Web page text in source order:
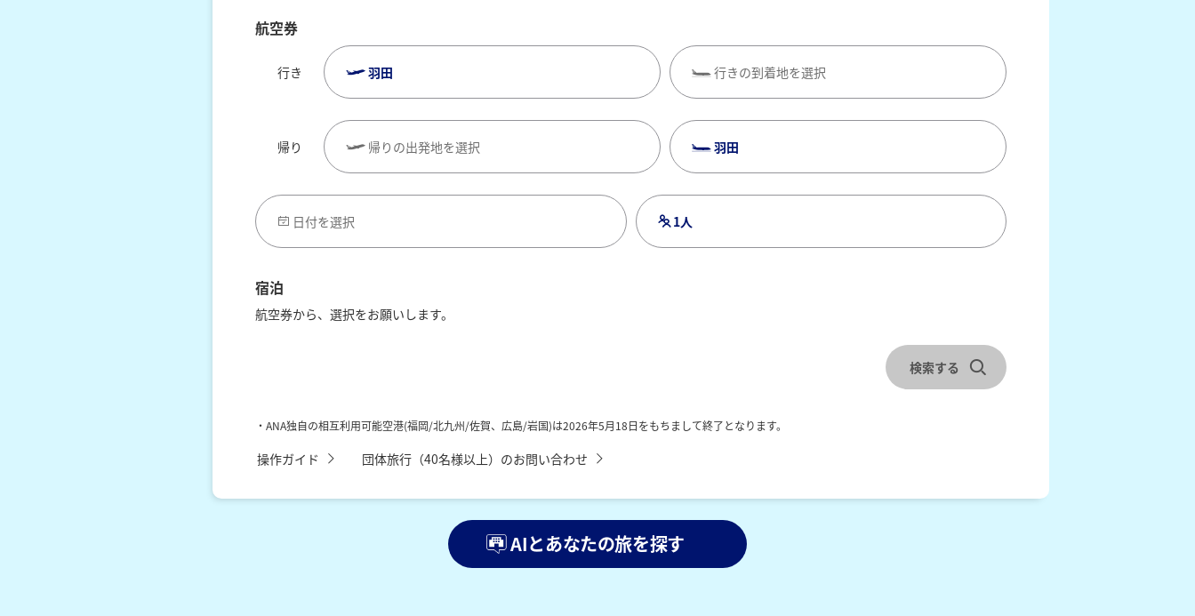
航空券
行き 羽田 行きの到着地を選択
帰り 帰りの出発地を選択 羽田
日付を選択 1人
宿泊
航空券から、選択をお願いします。
検索する
・ANA独自の相互利用可能空港(福岡/北九州/佐賀、広島/岩国)は2026年5月18日をもちまして終了となります。
操作ガイド 団体旅行（40名様以上）のお問い合わせ
AIとあなたの旅を探す